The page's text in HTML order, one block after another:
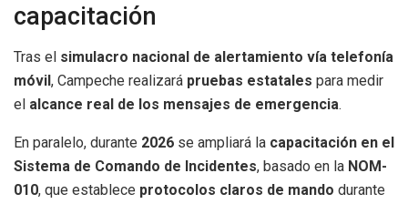
capacitación
Tras el simulacro nacional de alertamiento vía telefonía
móvil, Campeche realizará pruebas estatales para medir
el alcance real de los mensajes de emergencia.
En paralelo, durante 2026 se ampliará la capacitación en el
Sistema de Comando de Incidentes, basado en la NOM-
010, que establece protocolos claros de mando durante